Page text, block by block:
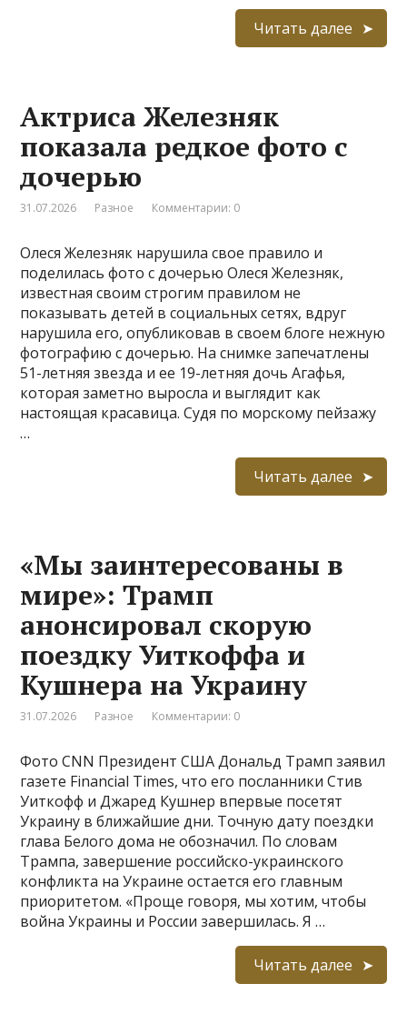
Читать далее
Актриса Железняк
показала редкое фото с
дочерью
31.07.2026 Разное Комментарии: 0
Олеся Железняк нарушила свое правило и
поделилась фото с дочерью Олеся Железняк,
известная своим строгим правилом не
показывать детей в социальных сетях, вдруг
нарушила его, опубликовав в своем блоге нежную
фотографию с дочерью. На снимке запечатлены
51-летняя звезда и ее 19-летняя дочь Агафья,
которая заметно выросла и выглядит как
настоящая красавица. Судя по морскому пейзажу
…
Читать далее
«Мы заинтересованы в
мире»: Трамп
анонсировал скорую
поездку Уиткоффа и
Кушнера на Украину
31.07.2026 Разное Комментарии: 0
Фото CNN Президент США Дональд Трамп заявил
газете Financial Times, что его посланники Стив
Уиткофф и Джаред Кушнер впервые посетят
Украину в ближайшие дни. Точную дату поездки
глава Белого дома не обозначил. По словам
Трампа, завершение российско-украинского
конфликта на Украине остается его главным
приоритетом. «Проще говоря, мы хотим, чтобы
война Украины и России завершилась. Я …
Читать далее